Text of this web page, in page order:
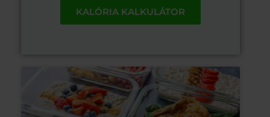
KALÓRIA KALKULÁTOR